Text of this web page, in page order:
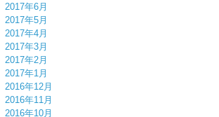
2017年6月
2017年5月
2017年4月
2017年3月
2017年2月
2017年1月
2016年12月
2016年11月
2016年10月